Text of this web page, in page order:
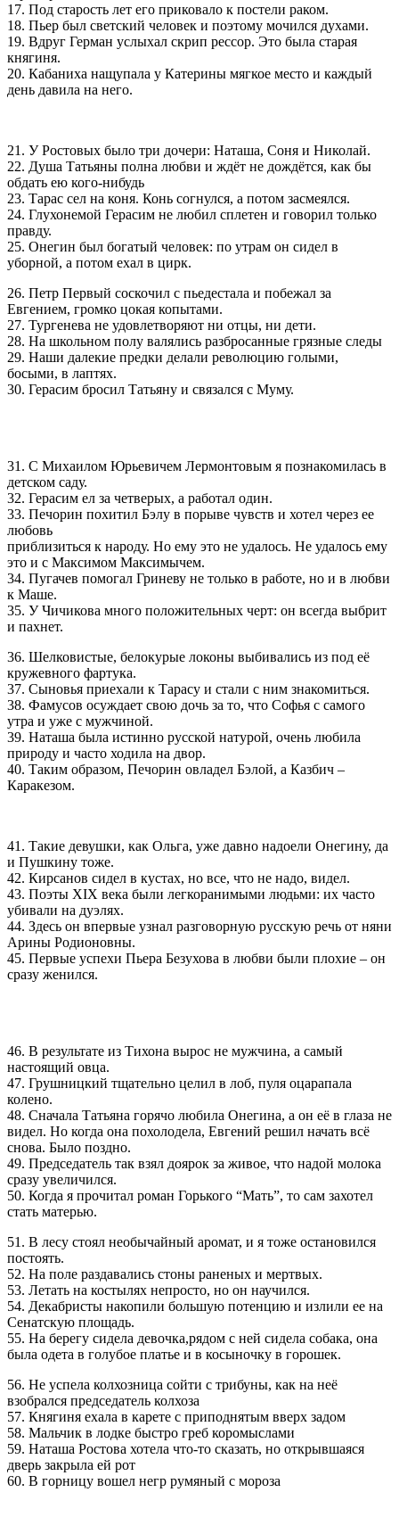
17. Под старость лет его приковало к постели раком.
18. Пьер был светский человек и поэтому мочился духами.
19. Вдруг Герман услыхал скрип рессор. Это была старая
княгиня.
20. Кабаниха нащупала у Катерины мягкое место и каждый
день давила на него.
21. У Ростовых было три дочери: Hаташа, Соня и Hиколай.
22. Душа Татьяны полна любви и ждёт не дождётся, как бы
обдать ею кого-нибудь
23. Тарас сел на коня. Конь согнулся, а потом засмеялся.
24. Глухонемой Герасим не любил сплетен и говорил только
правду.
25. Онегин был богатый человек: по утрам он сидел в
уборной, а потом ехал в цирк.
26. Петр Первый соскочил с пьедестала и побежал за
Евгением, громко цокая копытами.
27. Тургенева не удовлетворяют ни отцы, ни дети.
28. На школьном полу валялись разбросанные грязные следы
29. Наши далекие предки делали революцию голыми,
босыми, в лаптях.
30. Герасим бросил Татьяну и связался с Муму.
31. С Михаилом Юрьевичем Лермонтовым я познакомилась в
детском саду.
32. Герасим ел за четверых, а работал один.
33. Печорин похитил Бэлу в порыве чувств и хотел через ее
любовь
приблизиться к народу. Hо ему это не удалось. Hе удалось ему
это и с Максимом Максимычем.
34. Пугачев помогал Гриневу не только в работе, но и в любви
к Маше.
35. У Чичикова много положительных черт: он всегда выбрит
и пахнет.
36. Шелковистые, белокурые локоны выбивались из под её
кружевного фартука.
37. Сыновья приехали к Тарасу и стали с ним знакомиться.
38. Фамусов осуждает свою дочь за то, что Софья с самого
утра и уже с мужчиной.
39. Наташа была истинно русской натурой, очень любила
природу и часто ходила на двор.
40. Таким образом, Печорин овладел Бэлой, а Казбич –
Каракезом.
41. Такие девушки, как Ольга, уже давно надоели Онегину, да
и Пушкину тоже.
42. Кирсанов сидел в кустах, но все, что не надо, видел.
43. Поэты XIX века были легкоранимыми людьми: их часто
убивали на дуэлях.
44. Здесь он впервые узнал разговорную русскую речь от няни
Арины Родионовны.
45. Первые успехи Пьера Безухова в любви были плохие – он
сразу женился.
46. В результате из Тихона вырос не мужчина, а самый
настоящий овца.
47. Грушницкий тщательно целил в лоб, пуля оцарапала
колено.
48. Сначала Татьяна горячо любила Онегина, а он её в глаза не
видел. Hо когда она похолодела, Евгений решил начать всё
снова. Было поздно.
49. Председатель так взял доярок за живое, что надой молока
сразу увеличился.
50. Когда я прочитал роман Горького “Мать”, то сам захотел
стать матерью.
51. В лесу стоял необычайный аромат, и я тоже остановился
постоять.
52. Hа поле раздавались стоны раненых и мертвых.
53. Летать на костылях непросто, но он научился.
54. Декабристы накопили большую потенцию и излили ее на
Сенатскую площадь.
55. На берегу сидела девочка,рядом с ней сидела собака, она
была одета в голубое платье и в косыночку в горошек.
56. Не успела колхозница сойти с трибуны, как на неё
взобрался председатель колхоза
57. Княгиня ехала в карете с приподнятым вверх задом
58. Мальчик в лодке быстро греб коромыслами
59. Наташа Ростова хотела что-то сказать, но открывшаяся
дверь закрыла ей рот
60. В горницу вошел негр румяный с мороза